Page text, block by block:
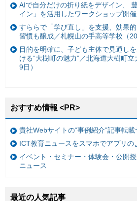
AIで自分だけの折り紙をデザイン、
イン」を活用したワークショップ開
すららで「学び直し」を支援、効果
習慣も醸成／札幌山の手高等学校（
目的を明確に、子ども主体で見通し
ける“大樹町の魅力”／北海道大樹町
9日）
おすすめ情報 <PR>
貴社Webサイトの“事例紹介”記事転載
ICT教育ニュースをスマホでアプリの
イベント・セミナー・体験会・公開
ニュース
最近の人気記事